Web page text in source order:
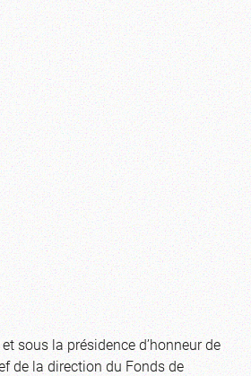
sous la présidence d’honneur de
de la direction du Fonds de